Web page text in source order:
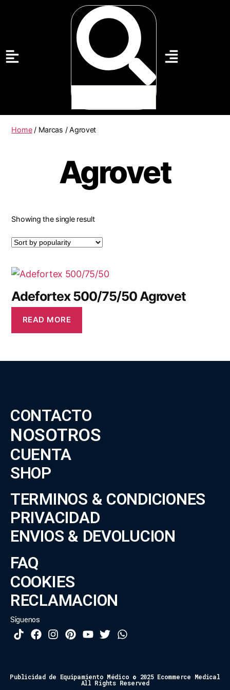
Home/ Marcas / Agrovet
Agrovet
Showing the single result
Adefortex 500/75/50 Agrovet
READ MORE
CONTACTO
NOSOTROS
CUENTA
SHOP
TERMINOS & CONDICIONES
PRIVACIDAD
ENVIOS & DEVOLUCION
FAQ
COOKIES
RECLAMACION
Síguenos
Publicidad de Equipamiento Médico © 2025 Ecommerce Medical
All Rights Reserved